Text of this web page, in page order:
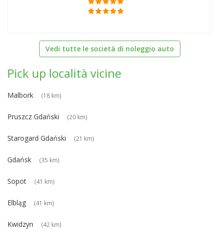
Vedi tutte le società di noleggio auto
Pick up località vicine
Malbork (18 km)
Pruszcz Gdański (20 km)
Starogard Gdański (21 km)
Gdańsk (35 km)
Sopot (41 km)
Elbląg (41 km)
Kwidzyn (42 km)